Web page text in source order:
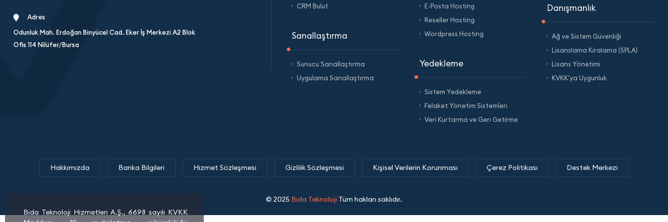
Adres
Odunluk Mah. Erdoğan Binyücel Cad. Eker İş Merkezi A2 Blok
Ofis 114 Nilüfer/Bursa
CRM Bulut
Sanallaştırma
Sunucu Sanallaştırma
Uygulama Sanallaştırma
E-Posta Hosting
Reseller Hosting
Wordpress Hosting
Yedekleme
Sistem Yedekleme
Felaket Yönetim Sistemleri
Veri Kurtarma ve Geri Getirme
Danışmanlık
Ağ ve Sistem Güvenliği
Lisanslama Kiralama (SPLA)
Lisans Yönetimi
KVKK'ya Uygunluk
Hakkımızda Banka Bilgileri Hizmet Sözleşmesi Gizlilik Sözleşmesi Kişisel Verilerin Korunması Çerez Politikası Destek Merkezi
© 2025 Bida Teknoloji Tüm hakları saklıdır.
Bida Teknoloji Hizmetleri A.Ş., 6698 sayılı KVKK